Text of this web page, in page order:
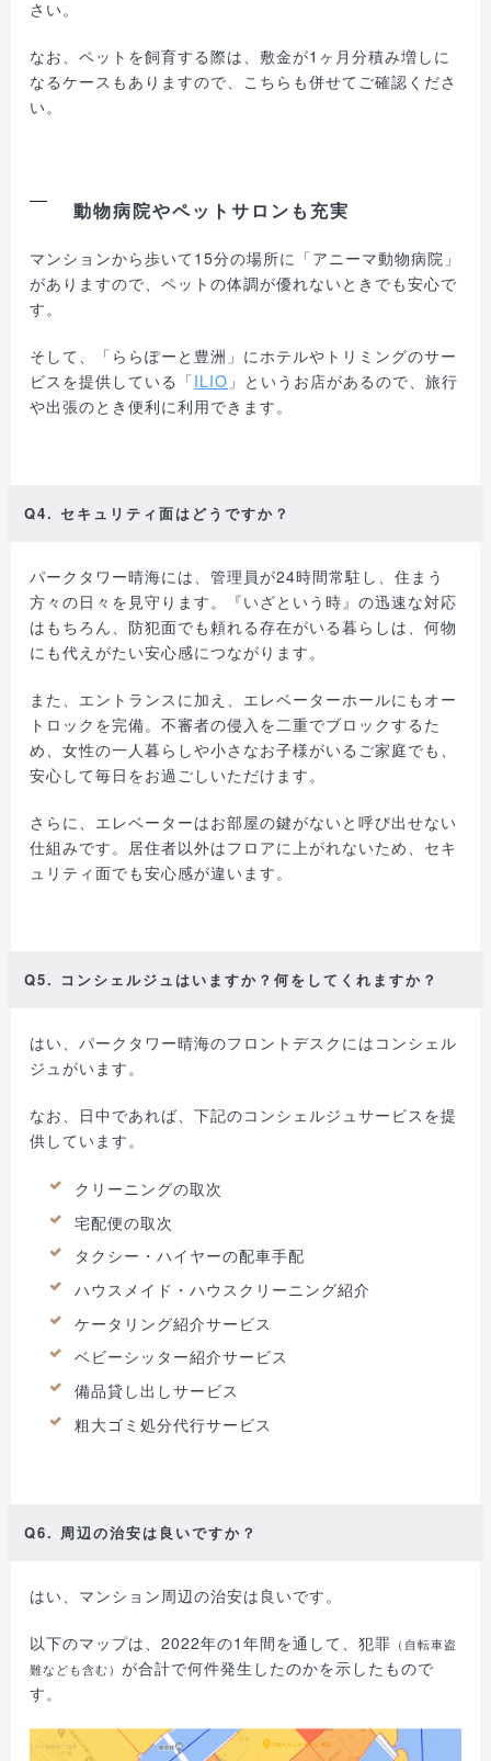
さい。
なお、ペットを飼育する際は、敷金が1ヶ月分積み増しに
なるケースもありますので、こちらも併せてご確認くださ
い。
動物病院やペットサロンも充実
マンションから歩いて15分の場所に「アニーマ動物病院」
がありますので、ペットの体調が優れないときでも安心で
す。
そして、「ららぽーと豊洲」にホテルやトリミングのサー
ビスを提供している「ILIO 」というお店があるので、旅行
や出張のとき便利に利用できます。
Q4. セキュリティ面はどうですか？
パークタワー晴海には、管理員が24時間常駐し、住まう
方々の日々を見守ります。『いざという時』の迅速な対応
はもちろん、防犯面でも頼れる存在がいる暮らしは、何物
にも代えがたい安心感につながります。
また、エントランスに加え、エレベーターホールにもオー
トロックを完備。不審者の侵入を二重でブロックするた
め、女性の一人暮らしや小さなお子様がいるご家庭でも、
安心して毎日をお過ごしいただけます。
さらに、エレベーターはお部屋の鍵がないと呼び出せない
仕組みです。居住者以外はフロアに上がれないため、セキ
ュリティ面でも安心感が違います。
Q5. コンシェルジュはいますか？何をしてくれますか？
はい、パークタワー晴海のフロントデスクにはコンシェル
ジュがいます。
なお、日中であれば、下記のコンシェルジュサービスを提
供しています。
クリーニングの取次
宅配便の取次
タクシー・ハイヤーの配車手配
ハウスメイド・ハウスクリーニング紹介
ケータリング紹介サービス
ベビーシッター紹介サービス
備品貸し出しサービス
粗大ゴミ処分代行サービス
Q6. 周辺の治安は良いですか？
はい、マンション周辺の治安は良いです。
以下のマップは、2022年の1年間を通して、犯罪 （自転車盗
難なども含む）が合計で何件発生したのかを示したもので
す。